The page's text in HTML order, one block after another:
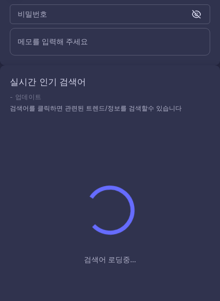
비밀번호
메모를 입력해 주세요
실시간 인기 검색어
- 업데이트
검색어를 클릭하면 관련된 트렌드/정보를 검색할수 있습니다
검색어 로딩중...